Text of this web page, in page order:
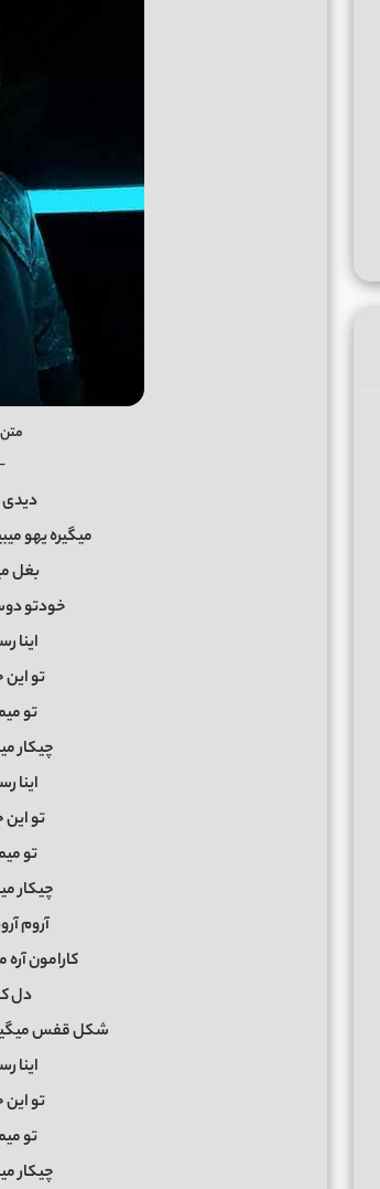
دیدی
میگیره یهو
بغل
خودتو
اینا
تو
تو
چیکار
اینا
تو
تو
چیکار
آروم
کارامون
دل
شکل قفس میگیره
اینا
تو
تو
چیکار